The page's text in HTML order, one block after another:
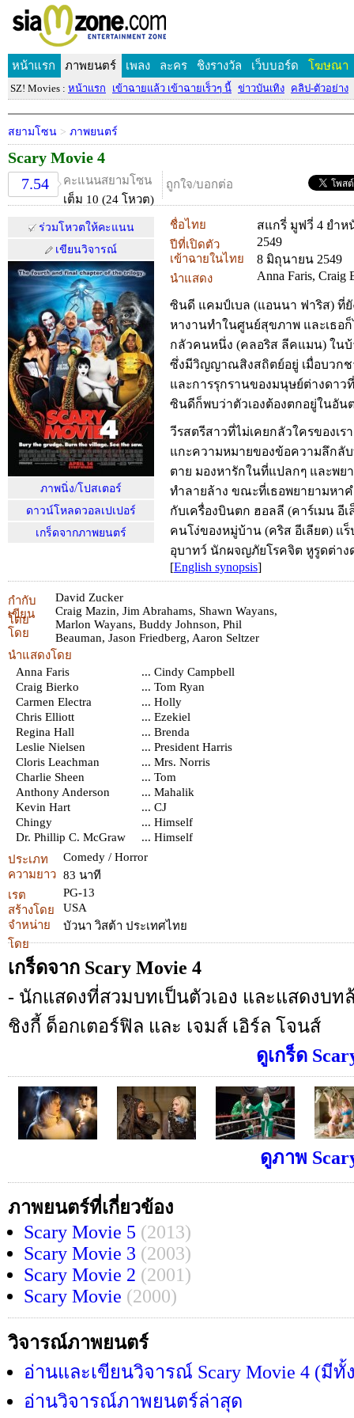
หน้าแรก ภาพยนตร์ เพลง ละคร ชิงรางวัล เว็บบอร์ด โฆษณา
SZ! Movies : หน้าแรก เข้าฉายแล้ว เข้าฉายเร็วๆ นี้ ข่าวบันเทิง คลิป-ตัวอย่าง
สยามโซน > ภาพยนตร์
Scary Movie 4
7.54
คะแนนสยามโซน
เต็ม 10 (24 โหวต)
ถูกใจ/บอกต่อ
ร่วมโหวตให้คะแนน
เขียนวิจารณ์
ภาพนิ่ง/โปสเตอร์
ดาวน์โหลดวอลเปเปอร์
เกร็ดจากภาพยนตร์
ชื่อไทย สแกรี่ มูฟวี่ 4 ยำห
ปีที่เปิดตัว 2549
เข้าฉายในไทย 8 มิถุนายน 2549
นำแสดง Anna Faris, Craig
ซินดี แคมป์เบล (แอนนา ฟาริส) ที่ยั
หางานทำในศูนย์สุขภาพ และเธอ
กลัวคนหนึ่ง (คลอริส ลีคแมน) ใน
ซึ่งมีวิญญาณสิงสถิตย์อยู่ เมื่อบวก
และการรุกรานของมนุษย์ต่างดาว
ซินดีก็พบว่าตัวเองต้องตกอยู่ในอัน
วีรสตรีสาวที่ไม่เคยกลัวใครของเ
แกะความหมายของข้อความลึกลั
ตาย มองหารักในที่แปลกๆ และพย
ทำลายล้าง ขณะที่เธอพยายามห
กับเครื่องบินตก ฮอลลี (คาร์เมน อี
คนโง่ของหมู่บ้าน (คริส อีเลียต) แร็
อุบาทว์ นักผจญภัยโรคจิต หูรูดต่าง
[English synopsis]
กำกับ
โดย
David Zucker
เขียน
โดย
Craig Mazin, Jim Abrahams, Shawn Wayans,
Marlon Wayans, Buddy Johnson, Phil
Beauman, Jason Friedberg, Aaron Seltzer
นำแสดงโดย
Anna Faris
... Cindy Campbell
Craig Bierko
... Tom Ryan
Carmen Electra
... Holly
Chris Elliott
... Ezekiel
Regina Hall
... Brenda
Leslie Nielsen
... President Harris
Cloris Leachman
... Mrs. Norris
Charlie Sheen
... Tom
Anthony Anderson
... Mahalik
Kevin Hart
... CJ
Chingy
... Himself
Dr. Phillip C. McGraw
... Himself
ประเภท
Comedy / Horror
ความยาว 83 นาที
เรต
PG-13
สร้างโดย
USA
จำหน่าย
โดย
บัวนา วิสต้า ประเทศไทย
เกร็ดจาก Scary Movie 4
- นักแสดงที่สวมบทเป็นตัวเอง และแสดงบท
ชิงกี้ ด็อกเตอร์ฟิล และ เจมส์ เอิร์ล โจนส์
ดูเกร็ด
ดูภาพ
ภาพยนตร์ที่เกี่ยวข้อง
Scary Movie 5 (2013)
Scary Movie 3 (2003)
Scary Movie 2 (2001)
Scary Movie (2000)
วิจารณ์ภาพยนตร์
อ่านและเขียนวิจารณ์ Scary Movie 4 (มี
อ่านวิจารณ์ภาพยนตร์ล่าสุด